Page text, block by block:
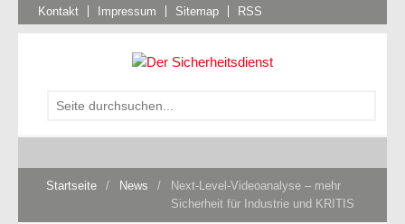
Kontakt Impressum Sitemap RSS
Startseite / News /
Next-Level-Videoanalyse – mehr
Sicherheit für Industrie und KRITIS